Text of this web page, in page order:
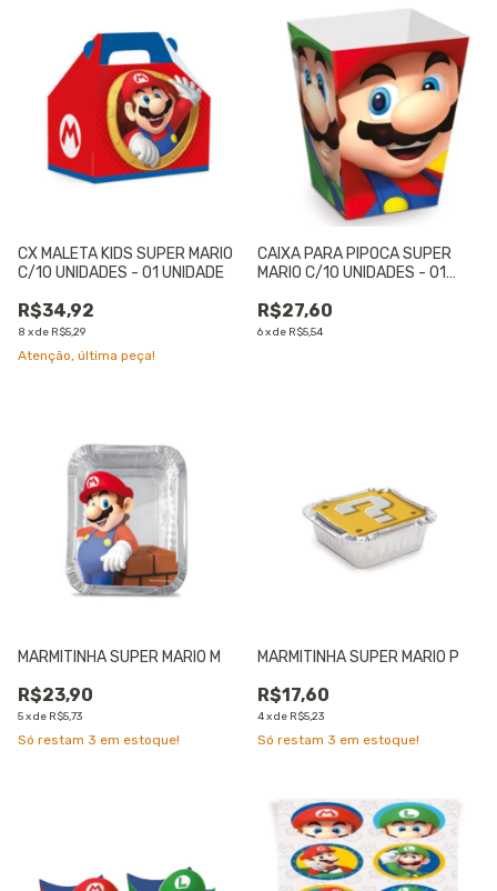
CX MALETA KIDS SUPER MARIO
C/10 UNIDADES - 01 UNIDADE
R$34,92
8 xde R$5,29
Atenção, última peça!
CAIXA PARA PIPOCA SUPER
MARIO C/10 UNIDADES - 01
R$27,60
6xde R$5,54
MARMITINHA SUPER MARIO M
R$23,90
5xde R$5,73
Só restam 3 em estoque!
MARMITINHA SUPER MARIO P
R$17,60
4xde R$5,23
Só restam 3 em estoque!